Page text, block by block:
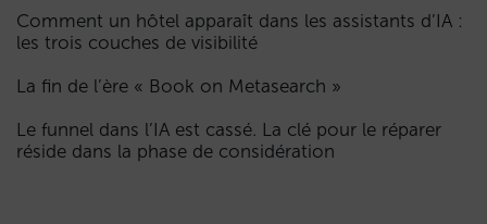
Comment un hôtel apparaît dans les assistants d’IA :
les trois couches de visibilité
La fin de l’ère « Book on Metasearch »
Le funnel dans l’IA est cassé. La clé pour le réparer
réside dans la phase de considération